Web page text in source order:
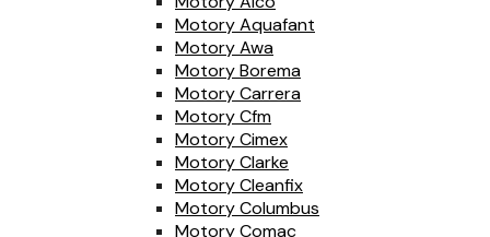
Motory Aquafant
Motory Awa
Motory Borema
Motory Carrera
Motory Cfm
Motory Cimex
Motory Clarke
Motory Cleanfix
Motory Columbus
Motory Comac